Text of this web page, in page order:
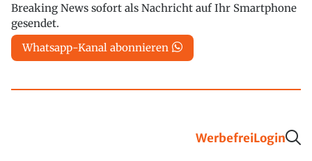
Breaking News sofort als Nachricht auf Ihr Smartphone
gesendet.
Whatsapp-Kanal abonnieren
WerbefreiLogin